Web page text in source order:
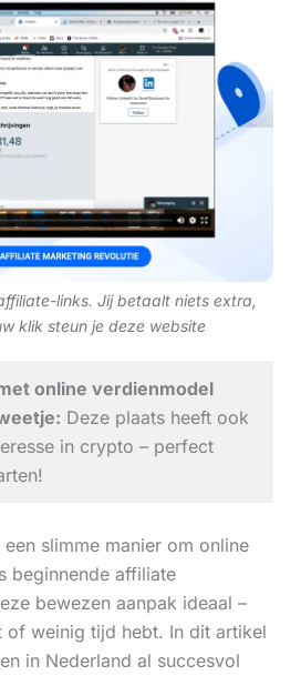
links. Jij betaalt niets extra,
klik steun je deze website
online verdienmodel
Deze plaats heeft ook
in crypto – perfect
slimme manier om online
beginnende affiliate
bewezen aanpak ideaal –
of weinig tijd hebt. In dit artikel
in Nederland al succesvol